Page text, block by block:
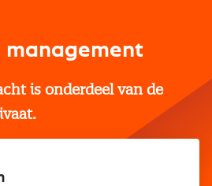
management
is onderdeel van de